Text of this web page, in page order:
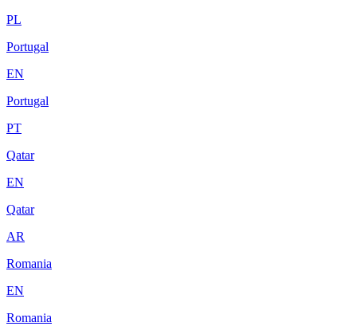
PL
Portugal
EN
Portugal
PT
Qatar
EN
Qatar
AR
Romania
EN
Romania